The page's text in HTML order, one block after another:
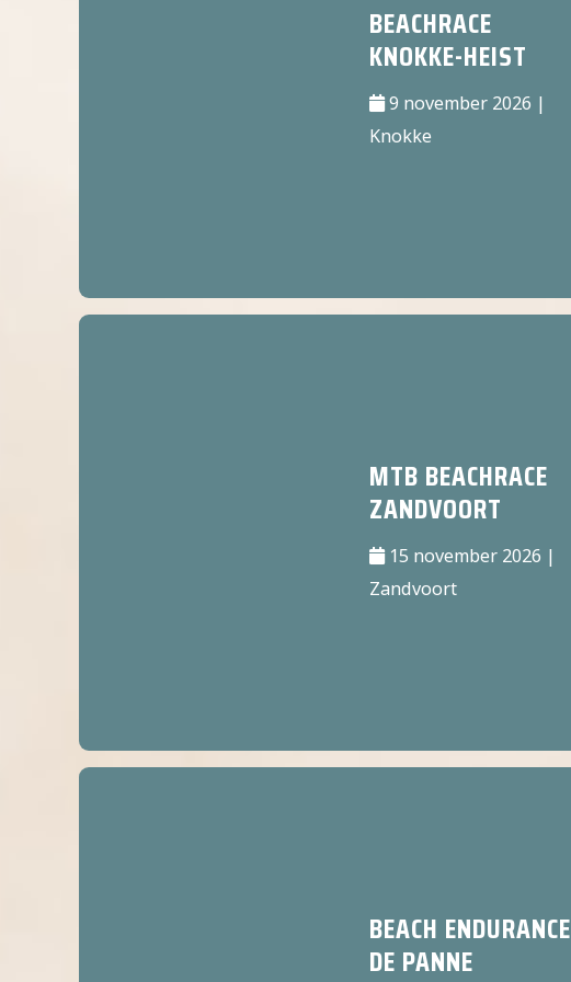
BEACHRACE
KNOKKE-HEIST
9 november 2026 |
Knokke
MTB BEACHRACE
ZANDVOORT
15 november 2026 |
Zandvoort
BEACH ENDURANCE
DE PANNE